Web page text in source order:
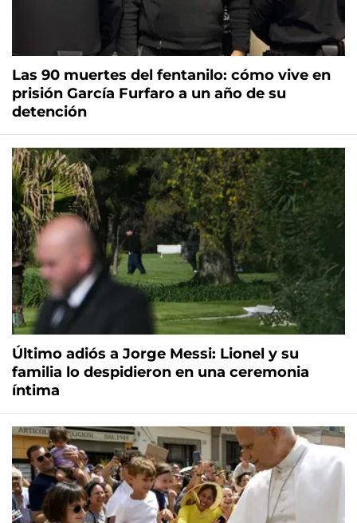
Las 90 muertes del fentanilo: cómo vive en
prisión García Furfaro a un año de su
detención
Último adiós a Jorge Messi: Lionel y su
familia lo despidieron en una ceremonia
íntima